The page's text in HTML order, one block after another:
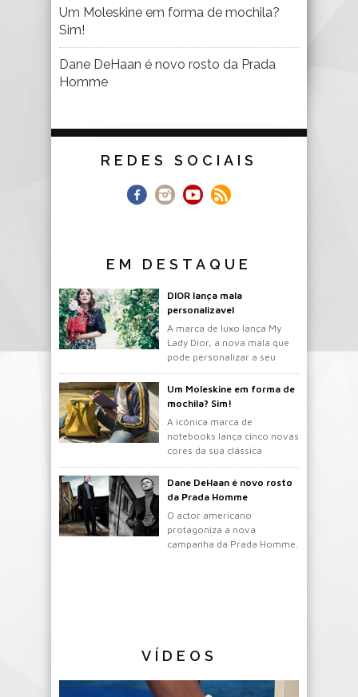
Um Moleskine em forma de mochila?
Sim!
Dane DeHaan é novo rosto da Prada
Homme
REDES SOCIAIS
EM DESTAQUE
DIOR lança mala
personalizavel
A marca de luxo lança My
Lady Dior, a nova mala que
pode personalizar a seu
gosto.
Um Moleskine em forma de
mochila? Sim!
A icónica marca de
notebooks lança cinco novas
cores da sua clássica
mochila.
Dane DeHaan é novo rosto
da Prada Homme
O actor americano
protagoniza a nova
campanha da Prada Homme.
VÍDEOS